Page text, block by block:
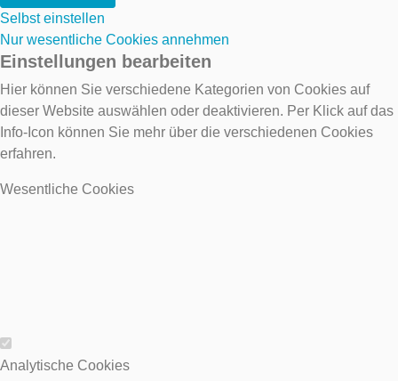
Selbst einstellen
Nur wesentliche Cookies annehmen
Einstellungen bearbeiten
Hier können Sie verschiedene Kategorien von Cookies auf
dieser Website auswählen oder deaktivieren. Per Klick auf das
Info-Icon können Sie mehr über die verschiedenen Cookies
erfahren.
Wesentliche Cookies
Wesentliche Cookies
Analytische Cookies